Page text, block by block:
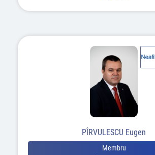
PÎRVULESCU Eugen
Membru